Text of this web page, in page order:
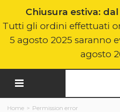
Chiusura estiva:
Tutti gli ordini effettuati
5 agosto 2025 saranno
agosto
Home > Permission error